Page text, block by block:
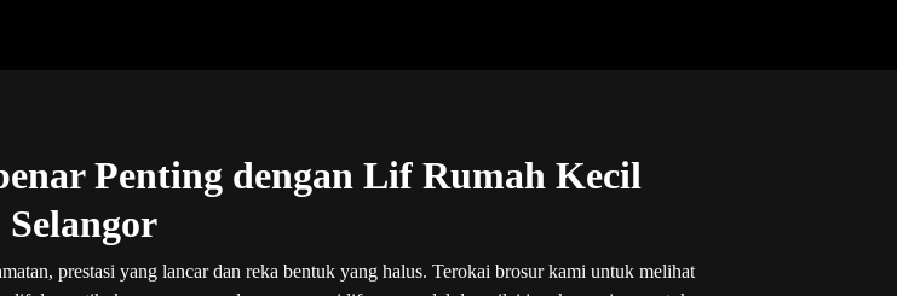
Penting dengan Lif Rumah Kecil
Selangor
prestasi yang lancar dan reka bentuk yang halus. Terokai brosur kami untuk melihat